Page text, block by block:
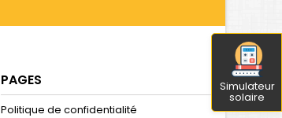
PAGES
Politique de confidentialité
Simulateur
solaire